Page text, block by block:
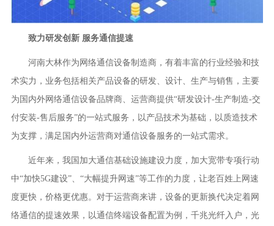
致力研发创新 服务通信提速
河南大林作为网络通信设备制造商，有着丰富的行业经验和技
术实力，业务包括相关产品设备的研发、设计、生产与销售，主要
为国内外网络通信设备品牌商、运营商提供“研发设计-生产制造-交
付安装-售后服务”的一站式服务，以产品技术为基础，以质造技术
为支撑，满足国内外运营商对通信设备服务的一站式需求。
近年来，我国加大通信基础设施建设力度，加大宽带专项行动
中“加快5G建设”、“大幅提升网速”等工作的力度，让老百姓上网速
度更快，价格更优惠。对于运营商来讲，设备的更新换代决定着网
络通信的提速效果，以通信终端设备配置为例，千兆光纤入户，光